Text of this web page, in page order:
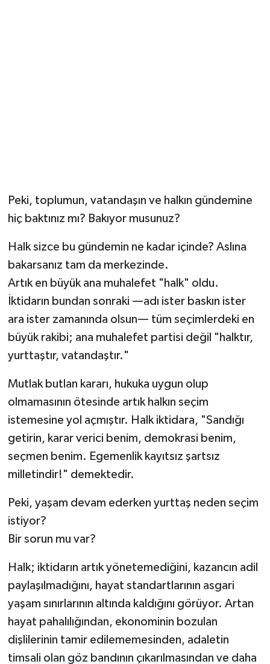
Peki, toplumun, vatandaşın ve halkın gündemine
hiç baktınız mı? Bakıyor musunuz?
Halk sizce bu gündemin ne kadar içinde? Aslına
bakarsanız tam da merkezinde.
Artık en büyük ana muhalefet "halk" oldu.
İktidarın bundan sonraki —adı ister baskın ister
ara ister zamanında olsun— tüm seçimlerdeki en
büyük rakibi; ana muhalefet partisi değil "halktır,
yurttaştır, vatandaştır."
Mutlak butlan kararı, hukuka uygun olup
olmamasının ötesinde artık halkın seçim
istemesine yol açmıştır. Halk iktidara, "Sandığı
getirin, karar verici benim, demokrasi benim,
seçmen benim. Egemenlik kayıtsız şartsız
milletindir!" demektedir.
Peki, yaşam devam ederken yurttaş neden seçim
istiyor?
Bir sorun mu var?
Halk; iktidarın artık yönetemediğini, kazancın adil
paylaşılmadığını, hayat standartlarının asgari
yaşam sınırlarının altında kaldığını görüyor. Artan
hayat pahalılığından, ekonominin bozulan
dişlilerinin tamir edilememesinden, adaletin
timsali olan göz bandının çıkarılmasından ve daha